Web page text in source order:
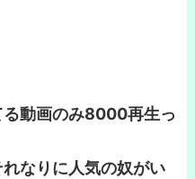
る動画のみ8000再生っ
なりに人気の奴がい